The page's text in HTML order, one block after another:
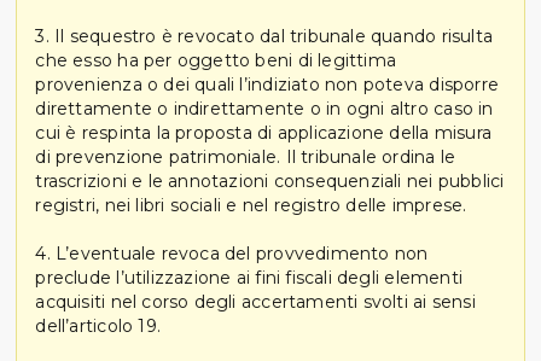
3. Il sequestro è revocato dal tribunale quando risulta
che esso ha per oggetto beni di legittima
provenienza o dei quali l’indiziato non poteva disporre
direttamente o indirettamente o in ogni altro caso in
cui è respinta la proposta di applicazione della misura
di prevenzione patrimoniale. Il tribunale ordina le
trascrizioni e le annotazioni consequenziali nei pubblici
registri, nei libri sociali e nel registro delle imprese.
4. L’eventuale revoca del provvedimento non
preclude l’utilizzazione ai fini fiscali degli elementi
acquisiti nel corso degli accertamenti svolti ai sensi
dell’articolo 19.